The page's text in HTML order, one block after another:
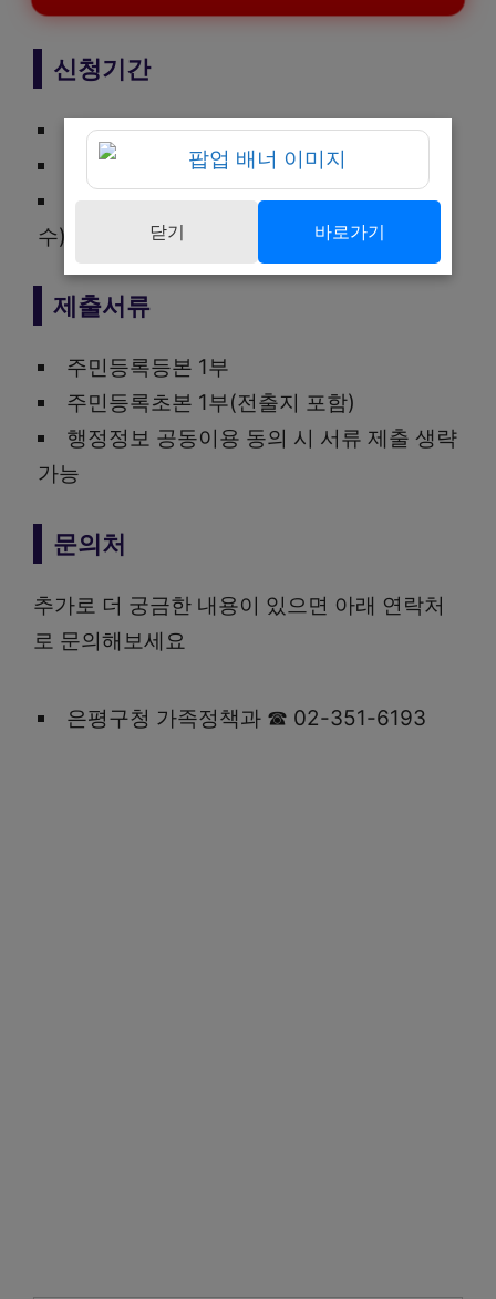
신청기간
2026. 3. 3. ~ 12. 18.
예산 소진 시까지
분기별 접수 예정(6월, 9월, 11월 추가 접
수)
제출서류
주민등록등본 1부
주민등록초본 1부(전출지 포함)
행정정보 공동이용 동의 시 서류 제출 생략
가능
문의처
추가로 더 궁금한 내용이 있으면 아래 연락처
로 문의해보세요
은평구청 가족정책과 ☎ 02-351-6193
닫기 바로가기